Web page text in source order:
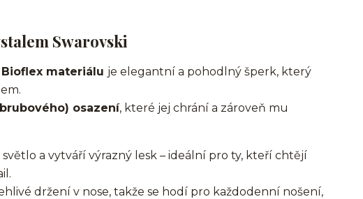
Swarovski
materiálu je elegantní a pohodlný šperk, který
osazení, které jej chrání a zároveň mu
světlo a vytváří výrazný lesk – ideální pro ty, kteří chtějí
držení v nose, takže se hodí pro každodenní nošení,